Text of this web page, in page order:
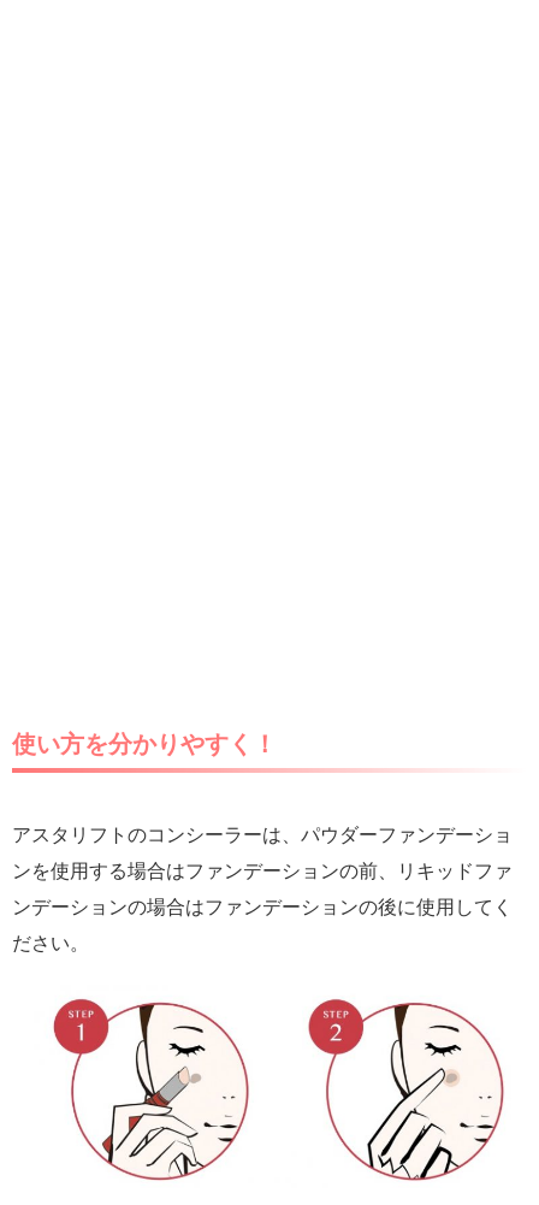
使い方を分かりやすく！
アスタリフトのコンシーラーは、パウダーファンデーショ
ンを使用する場合はファンデーションの前、リキッドファ
ンデーションの場合はファンデーションの後に使用してく
ださい。